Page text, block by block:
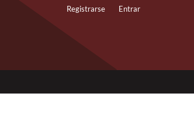
Registrarse Entrar